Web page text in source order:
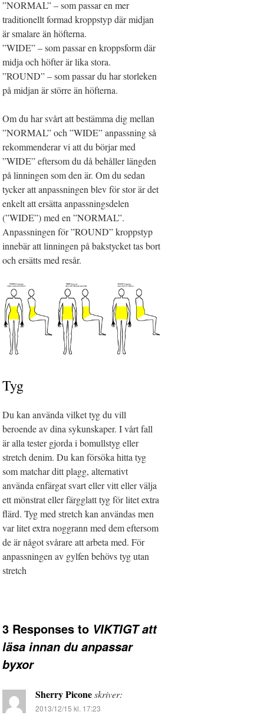
”NORMAL” – som passar en mer
traditionellt formad kroppstyp där midjan
är smalare än höfterna.
”WIDE” – som passar en kroppsform där
midja och höfter är lika stora.
”ROUND” – som passar du har storleken
på midjan är större än höfterna.
Om du har svårt att bestämma dig mellan
”NORMAL” och ”WIDE” anpassning så
rekommenderar vi att du börjar med
”WIDE” eftersom du då behåller längden
på linningen som den är. Om du sedan
tycker att anpassningen blev för stor är det
enkelt att ersätta anpassningsdelen
(”WIDE”) med en ”NORMAL”.
Anpassningen för ”ROUND” kroppstyp
innebär att linningen på bakstycket tas bort
och ersätts med resår.
Tyg
Du kan använda vilket tyg du vill
beroende av dina sykunskaper. I vårt fall
är alla tester gjorda i bomullstyg eller
stretch denim. Du kan försöka hitta tyg
som matchar ditt plagg, alternativt
använda enfärgat svart eller vitt eller välja
ett mönstrat eller färgglatt tyg för litet extra
flärd. Tyg med stretch kan användas men
var litet extra noggrann med dem eftersom
de är något svårare att arbeta med. För
anpassningen av gylfen behövs tyg utan
stretch
3 Responses to VIKTIGT att
läsa innan du anpassar
byxor
Sherry Picone skriver:
2013/12/15 kl. 17:23